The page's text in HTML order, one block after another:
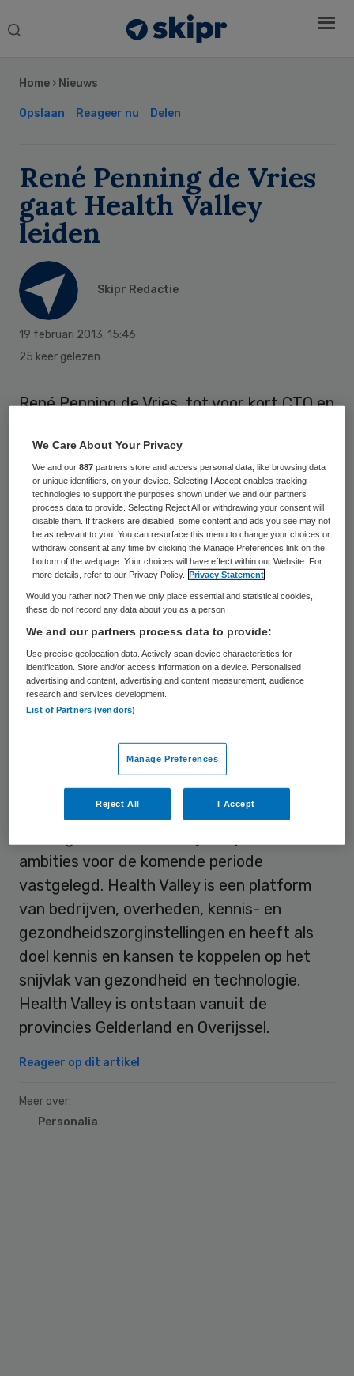
Search
Home › Nieuws
Opslaan Reageer nu Delen
René Penning de Vries
gaat Health Valley
leiden
Skipr Redactie
19 februari 2013, 15:46
25 keer gelezen
René Penning de Vries, tot voor kort CTO en
semiconductorbedrijf NXP, wordt de
nieuwe bestuursvoorzitter van Health
Valley. Hij volgt Jos Werner op die tijdens
het Health Valley Event op 13 maart 2013
afscheid neemt als voorzitter.
Onder Werners voorzitterschap is Health
Valley de afgelopen tien jaar gegroeid naar
een sterk netwerk rondom medische- en
zorginnovatie, meldt de organisatie in een
persverklaring.
Penning de Vries treedt aan op het moment
dat Health Valley naar eigen zeggen een
nieuwe fase in gaat. Health Valley
komende vier jaar financieel ondersteund
door de provincie Gelderland. In het
ambities voor de komende periode
vastgelegd. Health Valley is een platform
van bedrijven, overheden, kennis- en
gezondheidszorginstellingen en heeft als
doel kennis en kansen te koppelen op het
snijvlak van gezondheid en technologie.
Health Valley is ontstaan vanuit de
provincies Gelderland en Overijssel.
Reageer op dit artikel
Meer over:
Personalia
Sidebar
We Care About Your Privacy
We and our887 partners store and access personal data, like browsing data
or unique identifiers, on your device. Selecting I Accept enables tracking
technologies to support the purposes shown under we and our partners
process data to provide. Selecting Reject All or withdrawing your consent will
disable them. If trackers are disabled, some content and ads you see may not
be as relevant to you. You can resurface this menu to change your choices or
withdraw consent at any time by clicking the Manage Preferences link on the
bottom of the webpage. Your choices will have effect within our Website. For
more details, refer to our Privacy Policy.
Privacy Statement
Would you rather not? Then we only place essential and statistical cookies,
these do not record any data about you as a person
We and our partners process data to provide:
Use precise geolocation data. Actively scan device characteristics for
identification. Store and/or access information on a device. Personalised
advertising and content, advertising and content measurement, audience
research and services development.
List of Partners (vendors)
Manage Preferences
Reject All I Accept